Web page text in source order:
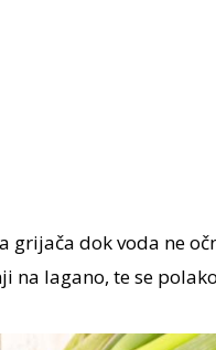
grijača dok voda ne
na lagano, te se